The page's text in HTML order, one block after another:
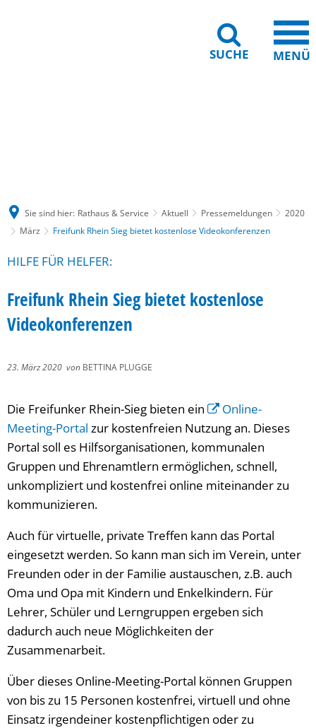
SUCHE MENÜ
Sie sind hier: Rathaus & Service Aktuell Pressemeldungen
2020
März
Freifunk Rhein Sieg bietet kostenlose Videokonferenzen
HILFE FÜR HELFER:
Freifunk Rhein Sieg bietet kostenlose
Videokonferenzen
23. März 2020 von BETTINA PLUGGE
Die Freifunker Rhein-Sieg bieten ein
Online-
Meeting-Portal zur kostenfreien Nutzung an. Dieses
Portal soll es Hilfsorganisationen, kommunalen
Gruppen und Ehrenamtlern ermöglichen, schnell,
unkompliziert und kostenfrei online miteinander zu
kommunizieren.
Auch für virtuelle, private Treffen kann das Portal
eingesetzt werden. So kann man sich im Verein, unter
Freunden oder in der Familie austauschen, z.B. auch
Oma und Opa mit Kindern und Enkelkindern. Für
Lehrer, Schüler und Lerngruppen ergeben sich
dadurch auch neue Möglichkeiten der
Zusammenarbeit.
Über dieses Online-Meeting-Portal können Gruppen
von bis zu 15 Personen kostenfrei, virtuell und ohne
Einsatz irgendeiner kostenpflichtigen oder zu